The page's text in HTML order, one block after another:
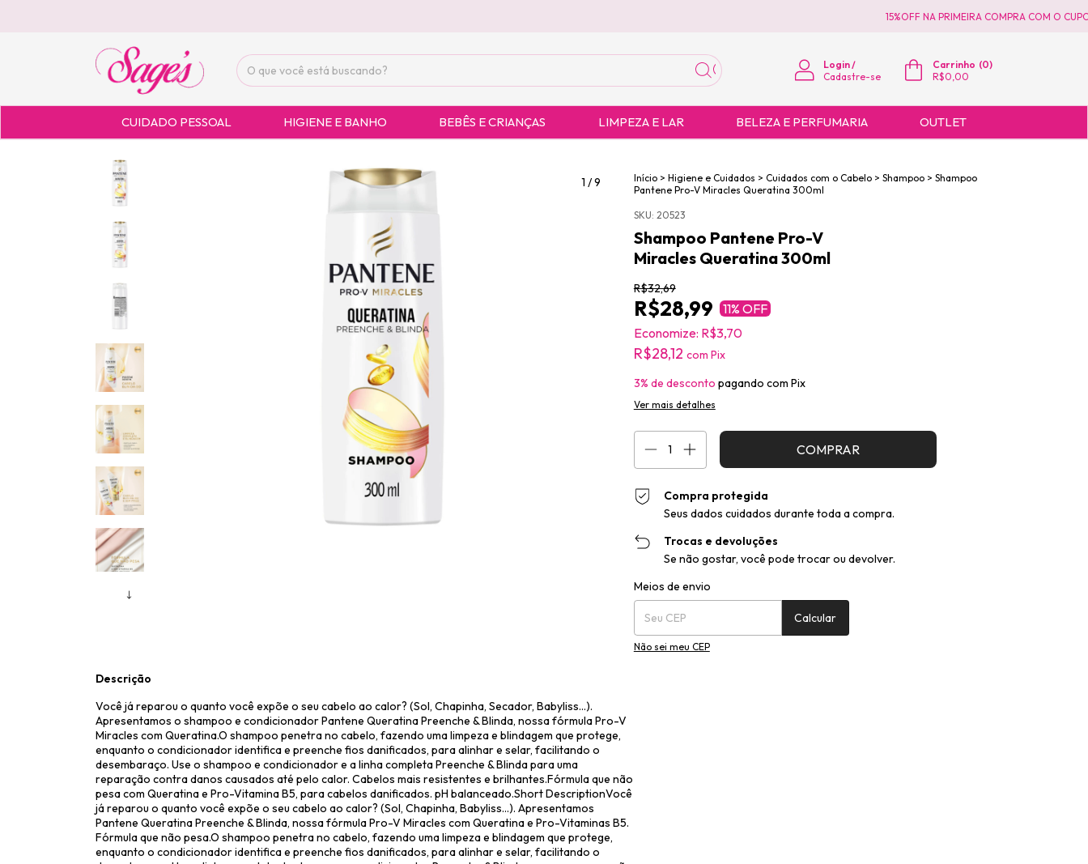
15%OFF NA PRIMEIRA COMPRA COM O CUPOM
Login /
Cadastre-se
Carrinho (0)
R$0,00
CUIDADO PESSOAL HIGIENE E BANHO BEBÊS E CRIANÇAS LIMPEZA E LAR BELEZA E PERFUMARIA OUTLET
1 /9 Início > Higiene e Cuidados > Cuidados com o Cabelo > Shampoo > Shampoo
Pantene Pro-V Miracles Queratina 300ml
SKU: 20523
Shampoo Pantene Pro-V
Miracles Queratina 300ml
R$32,69
R$28,99 11% OFF
Economize: R$3,70
R$28,12 com Pix
3% de desconto pagando com Pix
Ver mais detalhes
Compra protegida
Seus dados cuidados durante toda a compra.
Trocas e devoluções
Se não gostar, você pode trocar ou devolver.
Entregas para o CEP:
Meios de envio
Calcular
Não sei meu CEP
Descrição
Você já reparou o quanto você expõe o seu cabelo ao calor? (Sol, Chapinha, Secador, Babyliss...).
Apresentamos o shampoo e condicionador Pantene Queratina Preenche & Blinda, nossa fórmula Pro-V
Miracles com Queratina.O shampoo penetra no cabelo, fazendo uma limpeza e blindagem que protege,
enquanto o condicionador identifica e preenche fios danificados, para alinhar e selar, facilitando o
desembaraço. Use o shampoo e condicionador e a linha completa Preenche & Blinda para uma
reparação contra danos causados até pelo calor. Cabelos mais resistentes e brilhantes.Fórmula que não
pesa com Queratina e Pro-Vitamina B5, para cabelos danificados. pH balanceado.Short DescriptionVocê
já reparou o quanto você expõe o seu cabelo ao calor? (Sol, Chapinha, Babyliss...). Apresentamos
Pantene Queratina Preenche & Blinda, nossa fórmula Pro-V Miracles com Queratina e Pro-Vitaminas B5.
Fórmula que não pesa.O shampoo penetra no cabelo, fazendo uma limpeza e blindagem que protege,
enquanto o condicionador identifica e preenche fios danificados, para alinhar e selar, facilitando o